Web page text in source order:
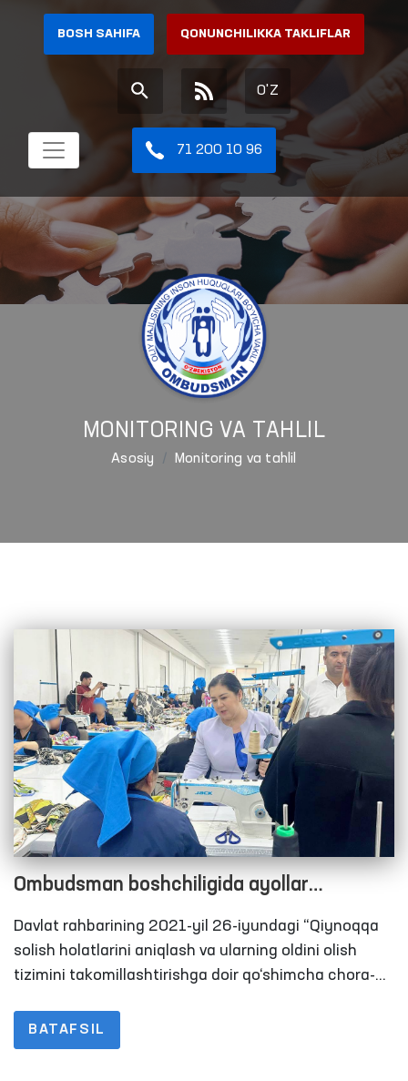
BOSH SAHIFA QONUNCHILIKKA TAKLIFLAR
O'Z
71 200 10 96
MONITORING VA TAHLIL
Asosiy Monitoring va tahlil
Ombudsman boshchiligida ayollar
koloniyasiga monitoring tashrifi amalga
oshirildi
Davlat rahbarining 2021-yil 26-iyundagi “Qiynoqqa
solish holatlarini aniqlash va ularning oldini olish
tizimini takomillashtirishga doir qo‘shimcha chora-
huquqlari bo‘yicha vakili (ombudsman) qiynoqlarning
oldini olish maqsadida Jamoatchilik guruhlari bilan
BATAFSIL